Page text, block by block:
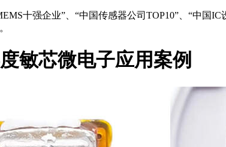
十强企业”、“中国传感器公司TOP10”、“中国
敏芯微电子应用案例